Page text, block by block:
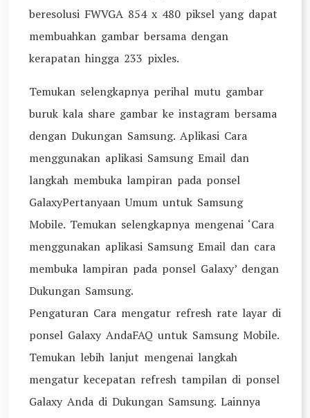
beresolusi FWVGA 854 x 480 piksel yang dapat
membuahkan gambar bersama dengan
kerapatan hingga 233 pixles.
Temukan selengkapnya perihal mutu gambar
buruk kala share gambar ke instagram bersama
dengan Dukungan Samsung. Aplikasi Cara
menggunakan aplikasi Samsung Email dan
langkah membuka lampiran pada ponsel
GalaxyPertanyaan Umum untuk Samsung
Mobile. Temukan selengkapnya mengenai ‘Cara
menggunakan aplikasi Samsung Email dan cara
membuka lampiran pada ponsel Galaxy’ dengan
Dukungan Samsung.
Pengaturan Cara mengatur refresh rate layar di
ponsel Galaxy AndaFAQ untuk Samsung Mobile.
Temukan lebih lanjut mengenai langkah
mengatur kecepatan refresh tampilan di ponsel
Galaxy Anda di Dukungan Samsung. Lainnya